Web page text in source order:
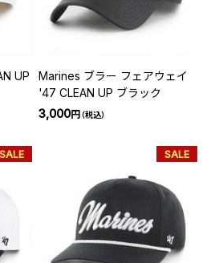
UP
Marines ブラー フェアウェイ
'47 CLEAN UP ブラック
3,000円（税込）
SALE SALE